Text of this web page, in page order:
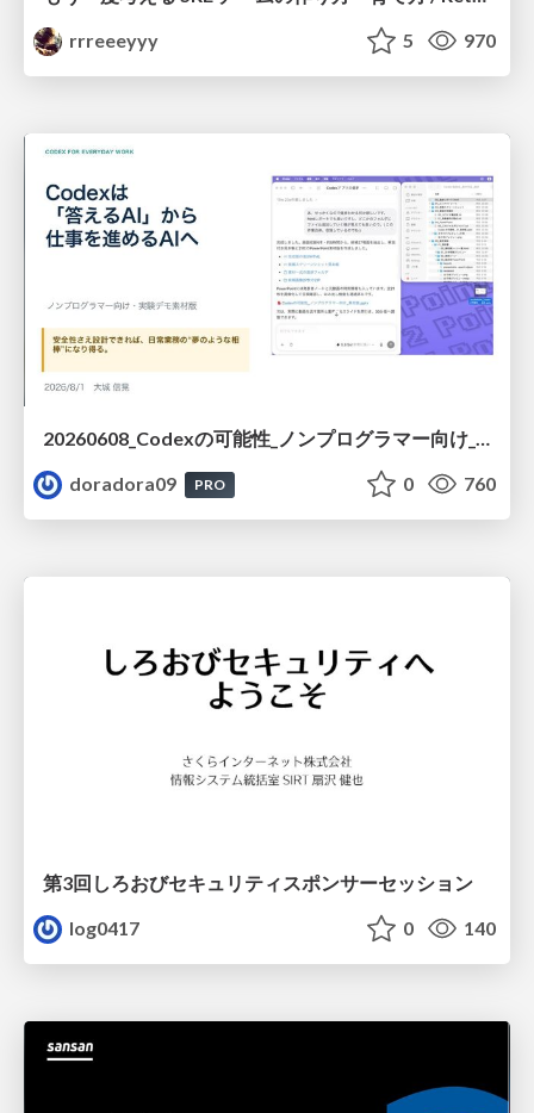
rrreeeyyy
5 970
20260608_Codexの可能性_ノンプログラマー向け_大城追記
doradora09
PRO 0 760
第3回しろおびセキュリティスポンサーセッション
log0417
0 140